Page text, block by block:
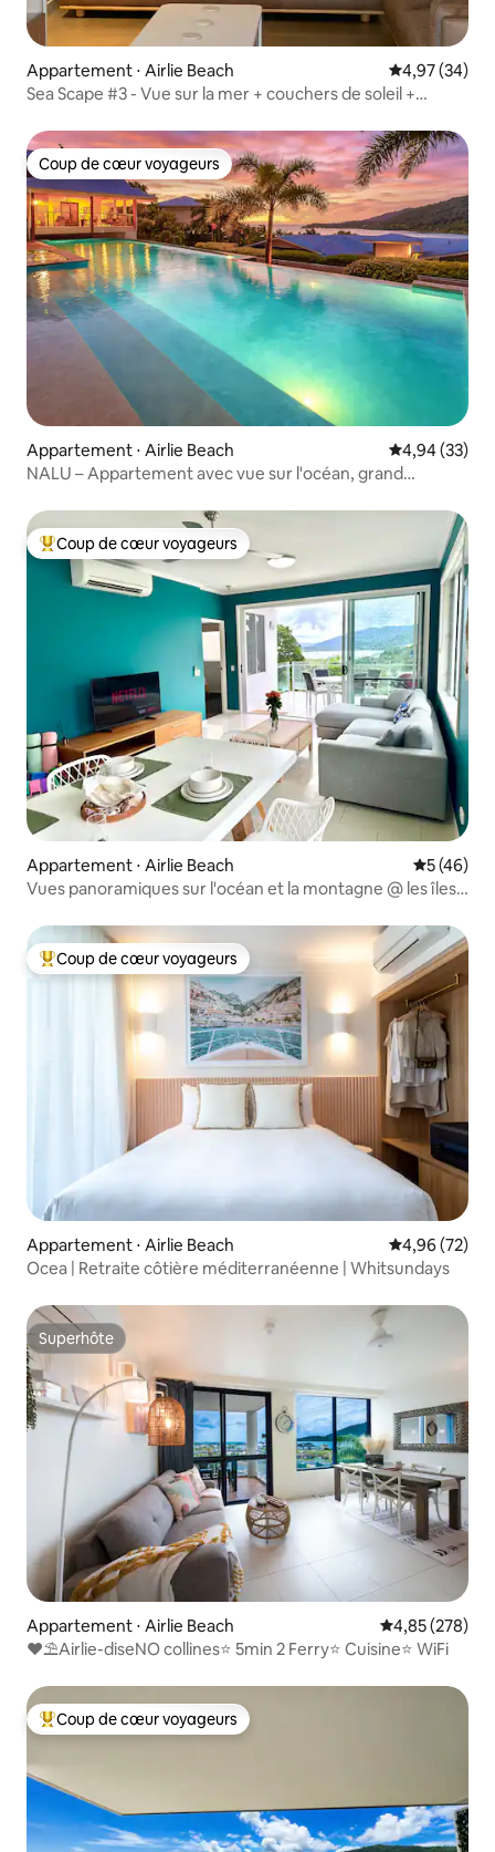
Appartement ⋅ Airlie Beach Évaluation
4,97 (34)
Sea Scape #3 - Vue sur la mer + couchers de soleil +
Coup de cœur voyageurs
Coup de cœur voyageurs
Appartement ⋅ Airlie Beach Évaluation
4,94 (33)
NALU – Appartement avec vue sur l'océan, grand
Coups de cœur voyageurs les plus appréciés
Coup de cœur voyageurs
Appartement ⋅ Airlie Beach
5 (46)
Vues panoramiques sur l'océan et la montagne @ les îles
Coups de cœur voyageurs les plus appréciés
Coup de cœur voyageurs
Appartement ⋅ Airlie Beach Évaluation
4,96 (72)
Ocea | Retraite côtière méditerranéenne | Whitsundays
Superhôte
Superhôte
Appartement ⋅ Airlie Beach Évaluation
4,85 (278)
❤️⛱️Airlie-diseNO collines⭐ 5min 2 Ferry⭐ Cuisine⭐ WiFi
Coups de cœur voyageurs les plus appréciés
Coup de cœur voyageurs